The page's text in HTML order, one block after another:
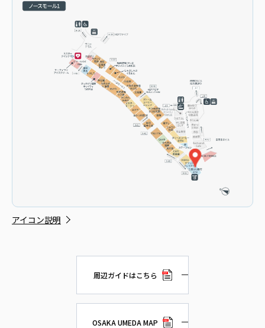
アイコン説明
周辺ガイドはこちら
OSAKA UMEDA MAP